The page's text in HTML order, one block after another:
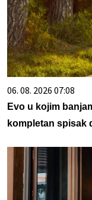
06. 08. 2026 07:08
Evo u kojim
kompletan spisak